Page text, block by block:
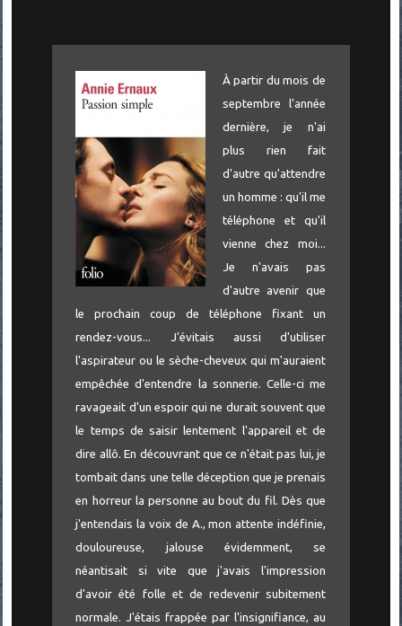
À partir du mois de
septembre l'année
dernière, je n'ai
plus rien fait
d'autre qu'attendre
un homme : qu'il me
téléphone et qu'il
vienne chez moi...
Je n'avais pas
d'autre avenir que
le prochain coup de téléphone fixant un
rendez-vous... J'évitais aussi d'utiliser
l'aspirateur ou le sèche-cheveux qui m'auraient
empêchée d'entendre la sonnerie. Celle-ci me
ravageait d'un espoir qui ne durait souvent que
le temps de saisir lentement l'appareil et de
dire allô. En découvrant que ce n'était pas lui, je
tombait dans une telle déception que je prenais
en horreur la personne au bout du fil. Dès que
j'entendais la voix de A., mon attente indéfinie,
douloureuse, jalouse évidemment, se
néantisait si vite que j'avais l'impression
d'avoir été folle et de redevenir subitement
normale. J'étais frappée par l'insignifiance, au